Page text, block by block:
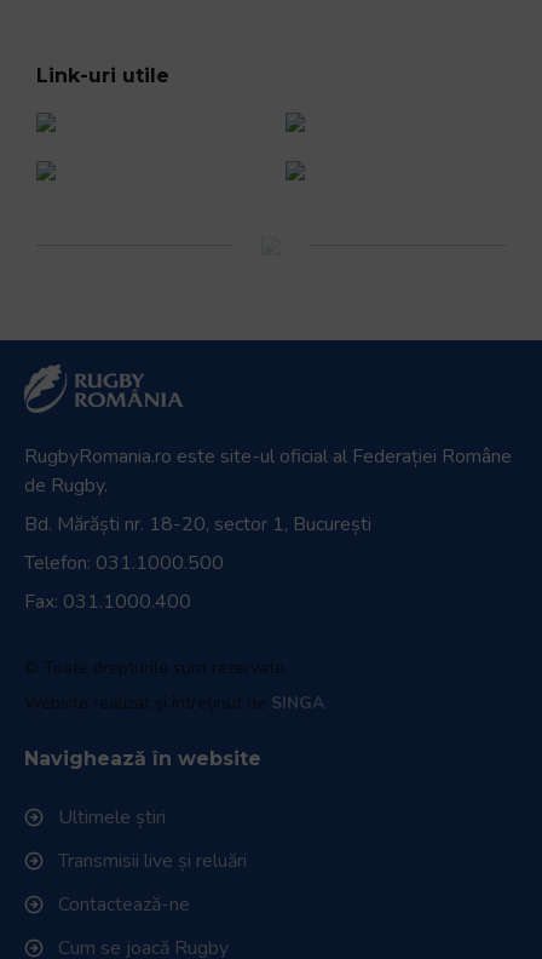
Link-uri utile
RugbyRomania.ro este site-ul oficial al Federației Române
de Rugby.
Bd. Mărăști nr. 18-20, sector 1, București
Telefon: 031.1000.500
Fax: 031.1000.400
© Toate drepturile sunt rezervate.
Website realizat și întreținut de SINGA
Navighează în website
Ultimele știri
Transmisii live și reluări
Contactează-ne
Cum se joacă Rugby